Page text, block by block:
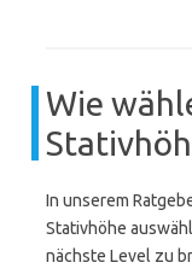
Wie
In unserem
Stativhöhe
nächste Level zu